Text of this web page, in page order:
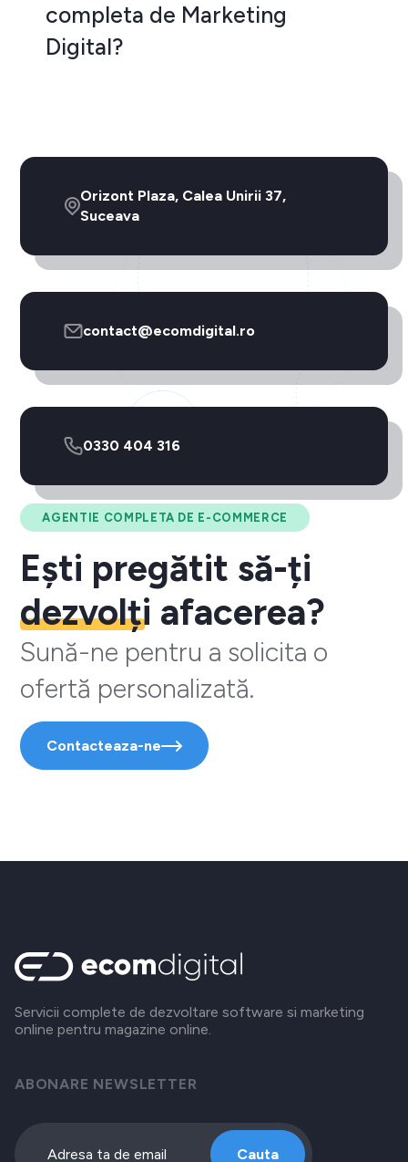
completa de Marketing
Digital?
AGENTIE COMPLETA DE E-COMMERCE
Ești pregătit să-ți
dezvolți afacerea?
Sună-ne pentru a solicita o
ofertă personalizată.
Contacteaza-ne
Orizont Plaza, Calea Unirii 37,
Suceava
contact@ecomdigital.ro
0330 404 316
Servicii complete de dezvoltare software si marketing
online pentru magazine online.
ABONARE NEWSLETTER
Cauta